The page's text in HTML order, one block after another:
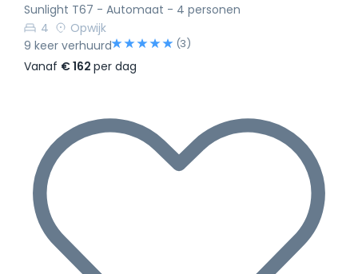
Sunlight T67 - Automaat - 4 personen
4
Opwijk
9 keer verhuurd
(3)
Vanaf € 162 per dag